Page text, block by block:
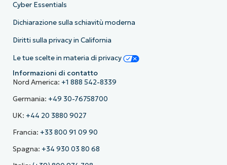
Cyber Essentials
Dichiarazione sulla schiavitù moderna
Diritti sulla privacy in California
Le tue scelte in materia di privacy
Informazioni di contatto
Nord America: +1 888 542-8339
Germania: +49 30-76758700
UK: +44 20 3880 9027
Francia: +33 800 91 09 90
Spagna: +34 930 03 80 68